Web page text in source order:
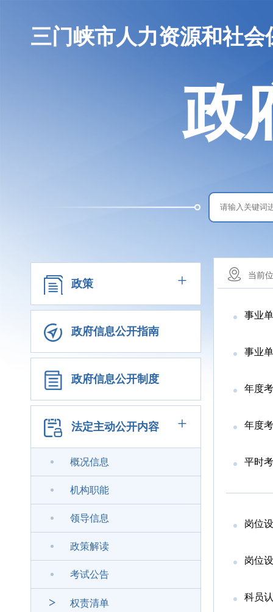
三门峡市人力资源和社会
政
政策 +
政府信息公开指南
政府信息公开制度
法定主动公开内容 +
概况信息
机构职能
领导信息
政策解读
考试公告
> 权责清单
当前
事业
事业
年度
年度
平时
岗位
岗位
科员